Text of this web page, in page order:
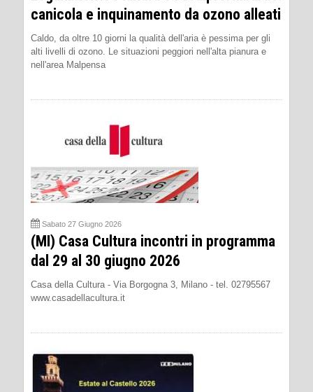
canicola e inquinamento da ozono alleati
Caldo, da oltre 10 giorni la qualità dell'aria è pessima per gli
alti livelli di ozono. Le situazioni peggiori nell'alta pianura e
nell'area Malpensa
Sabato 27 Giugno 2026
(MI) Casa Cultura incontri in programma
dal 29 al 30 giugno 2026
Casa della Cultura - Via Borgogna 3, Milano - tel. 02795567
www.casadellacultura.it